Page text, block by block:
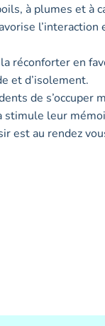
à plumes et à
l’interaction
réconforter en
et d’isolement.
de s’occuper
stimule leur
est au rendez